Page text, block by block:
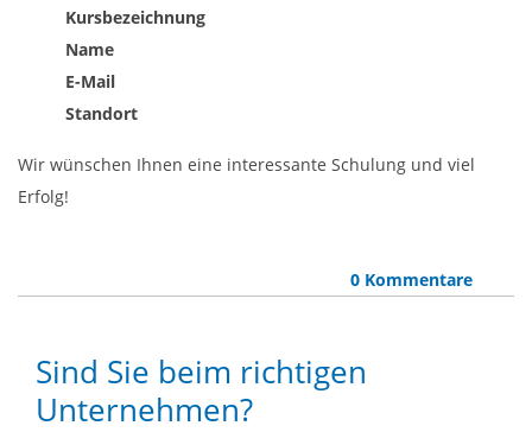
Kursbezeichnung
Name
E-Mail
Standort
Wir wünschen Ihnen eine interessante Schulung und viel
Erfolg!
0 Kommentare
Sind Sie beim richtigen
Unternehmen?